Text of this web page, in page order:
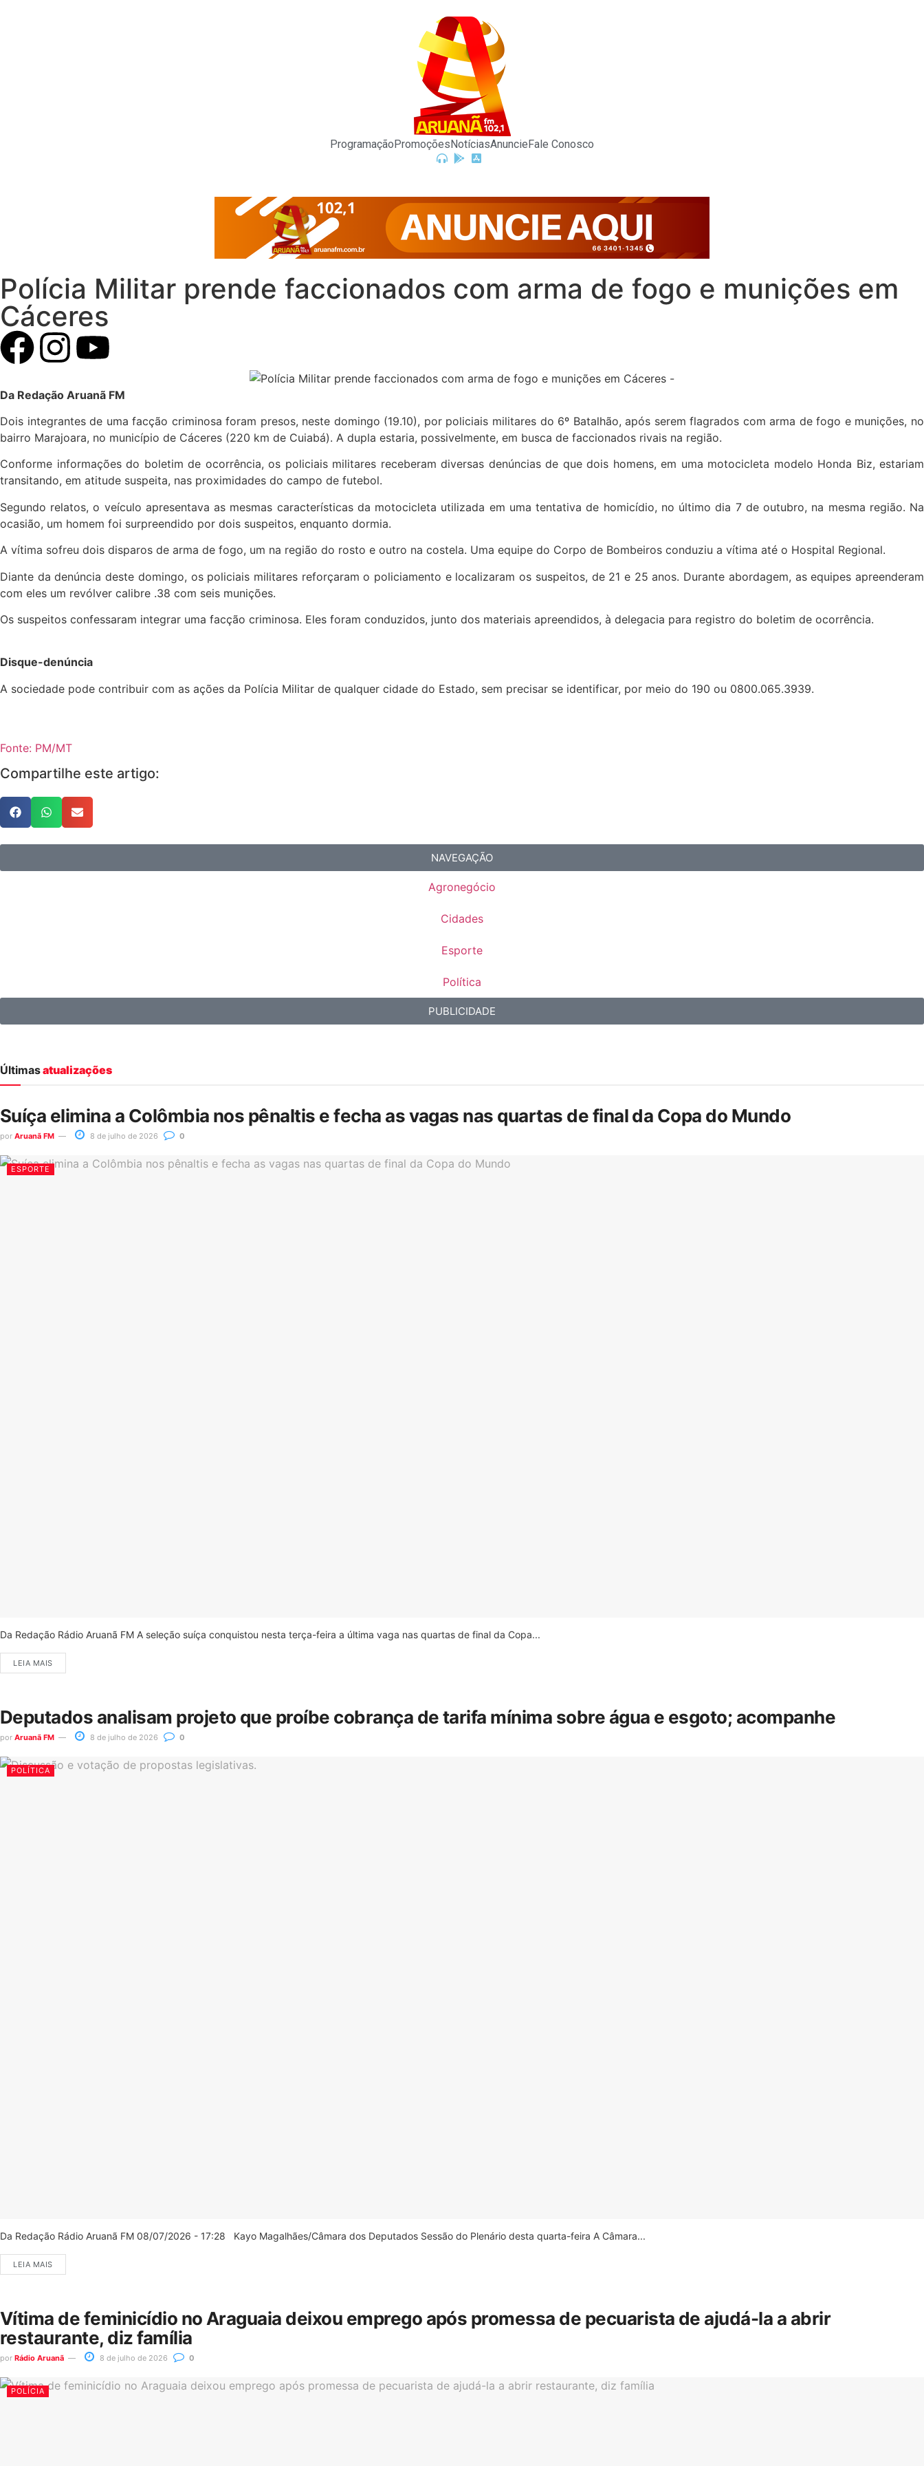
ProgramaçãoPromoçõesNotíciasAnuncieFale Conosco
Polícia Militar prende faccionados com arma de fogo e munições em
Cáceres
Da Redação Aruanã FM
Dois integrantes de uma facção criminosa foram presos, neste domingo (19.10), por policiais militares do 6º Batalhão, após serem flagrados com arma de fogo e munições, no
bairro Marajoara, no município de Cáceres (220 km de Cuiabá). A dupla estaria, possivelmente, em busca de faccionados rivais na região.
Conforme informações do boletim de ocorrência, os policiais militares receberam diversas denúncias de que dois homens, em uma motocicleta modelo Honda Biz, estariam
transitando, em atitude suspeita, nas proximidades do campo de futebol.
Segundo relatos, o veículo apresentava as mesmas características da motocicleta utilizada em uma tentativa de homicídio, no último dia 7 de outubro, na mesma região. Na
ocasião, um homem foi surpreendido por dois suspeitos, enquanto dormia.
A vítima sofreu dois disparos de arma de fogo, um na região do rosto e outro na costela. Uma equipe do Corpo de Bombeiros conduziu a vítima até o Hospital Regional.
Diante da denúncia deste domingo, os policiais militares reforçaram o policiamento e localizaram os suspeitos, de 21 e 25 anos. Durante abordagem, as equipes apreenderam
com eles um revólver calibre .38 com seis munições.
Os suspeitos confessaram integrar uma facção criminosa. Eles foram conduzidos, junto dos materiais apreendidos, à delegacia para registro do boletim de ocorrência.
Disque-denúncia
A sociedade pode contribuir com as ações da Polícia Militar de qualquer cidade do Estado, sem precisar se identificar, por meio do 190 ou 0800.065.3939.
Fonte: PM/MT
Compartilhe este artigo:
NAVEGAÇÃO
Agronegócio
Cidades
Esporte
Política
PUBLICIDADE
Últimasatualizações
Suíça elimina a Colômbia nos pênaltis e fecha as vagas nas quartas de final da Copa do Mundo
por Aruanã FM 8 de julho de 2026 0
ESPORTE
Da Redação Rádio Aruanã FM A seleção suíça conquistou nesta terça-feira a última vaga nas quartas de final da Copa...
LEIA MAIS
Deputados analisam projeto que proíbe cobrança de tarifa mínima sobre água e esgoto; acompanhe
por Aruanã FM 8 de julho de 2026 0
POLÍTICA
Da Redação Rádio Aruanã FM 08/07/2026 - 17:28 Kayo Magalhães/Câmara dos Deputados Sessão do Plenário desta quarta-feira A Câmara...
LEIA MAIS
Vítima de feminicídio no Araguaia deixou emprego após promessa de pecuarista de ajudá-la a abrir
restaurante, diz família
por Rádio Aruanã 8 de julho de 2026 0
POLÍCIA